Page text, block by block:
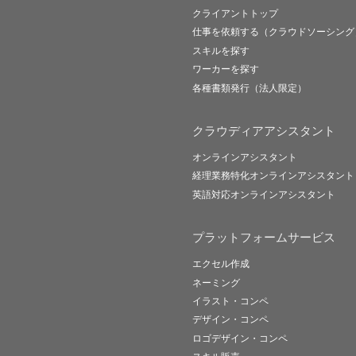
クライアントトップ
仕事を依頼する（クラウドソーシング
スキルを探す
ワーカーを探す
各種書類発行（法人限定）
クラウディアアシスタント
オンラインアシスタント
経理業務特化オンラインアシスタント
英語対応オンラインアシスタント
プラットフォームサービス
エクセル作成
ネーミング
イラスト・コンペ
デザイン・コンペ
ロゴデザイン・コンペ